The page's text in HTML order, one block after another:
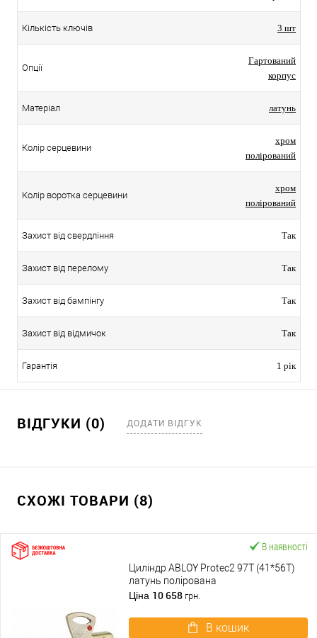
Кількість ключів 3 шт
Опції
Гартований
корпус
Матеріал латунь
Колір серцевини
хром
полірований
Колір воротка серцевини
хром
полірований
Захист від свердління Так
Захист від перелому Так
Захист від бампінгу Так
Захист від відмичок Так
Гарантія 1 рік
ВІДГУКИ (0) ДОДАТИ ВІДГУК
СХОЖІ ТОВАРИ (8)
В наявності
Циліндр ABLOY Protec2 97T (41*56T)
латунь полірована
Ціна 10 658 грн.
В кошик